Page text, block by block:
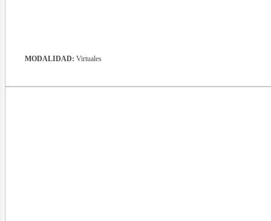
MODALIDAD: Virtuales